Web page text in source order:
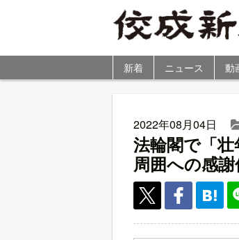
新着 ニュース 動
2022年08月04日
法輪閣で「
周囲への感